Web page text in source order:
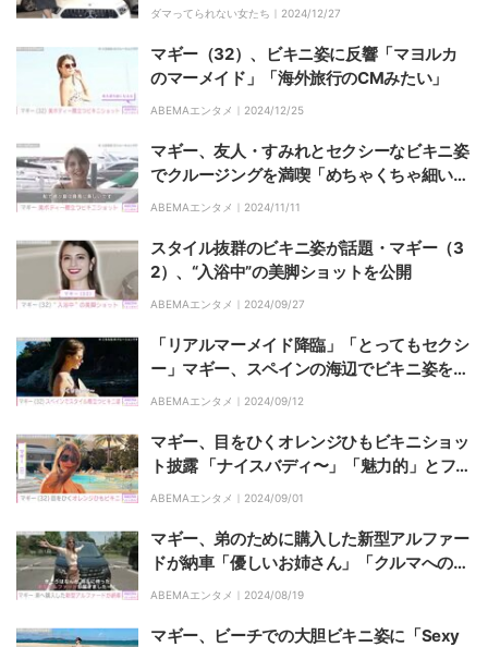
ダマってられない女たち｜ 2024/12/27
マギー（32）、ビキニ姿に反響「マヨルカ
のマーメイド」「海外旅行のCMみたい」
ABEMAエンタメ｜ 2024/12/25
マギー、友人・すみれとセクシーなビキニ姿
でクルージングを満喫「めちゃくちゃ細い」
「神回！保存ですね」と反響
ABEMAエンタメ｜ 2024/11/11
スタイル抜群のビキニ姿が話題・マギー（3
2）、“入浴中”の美脚ショットを公開
ABEMAエンタメ｜ 2024/09/27
「リアルマーメイド降臨」「とってもセクシ
ー」マギー、スペインの海辺でビキニ姿を披
露しファン絶賛
ABEMAエンタメ｜ 2024/09/12
マギー、目をひくオレンジひもビキニショッ
ト披露 「ナイスバディ〜」「魅力的」とファ
ン絶賛
ABEMAエンタメ｜ 2024/09/01
マギー、弟のために購入した新型アルファー
ドが納車「優しいお姉さん」「クルマへの愛
を感じました」と反響
ABEMAエンタメ｜ 2024/08/19
マギー、ビーチでの大胆ビキニ姿に「Sexy